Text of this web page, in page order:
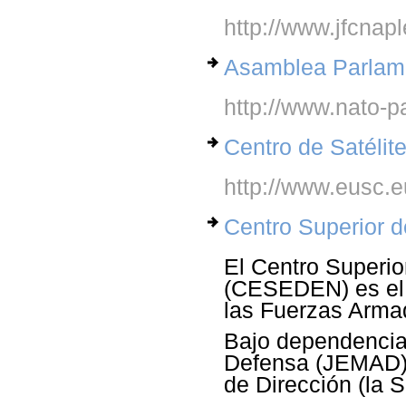
http://
Asamblea
http://www.nato-
Centro de
http://
Centro Superior
El Centro
(CESEDEN) es
las Fuerzas
Bajo
Defensa
de Dirección (la